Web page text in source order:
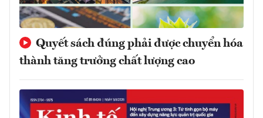
Quyết sách đúng phải được chuyển hóa
thành tăng trưởng chất lượng cao